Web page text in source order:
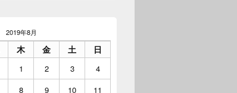
2019年8月
木 金 土 日
1 2 3
4
8 9 10
11